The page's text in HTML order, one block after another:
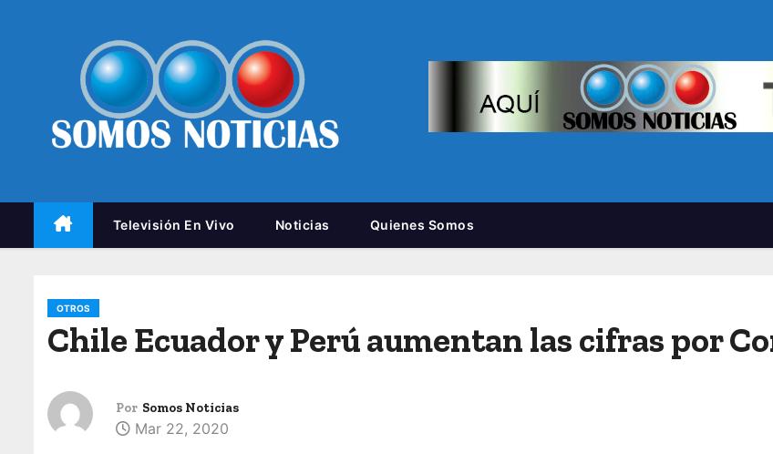
Televisión En Vivo Noticias Quienes Somos
OTROS
Chile Ecuador y Perú aumentan las cifras por
Por Somos Noticias
Mar 22, 2020